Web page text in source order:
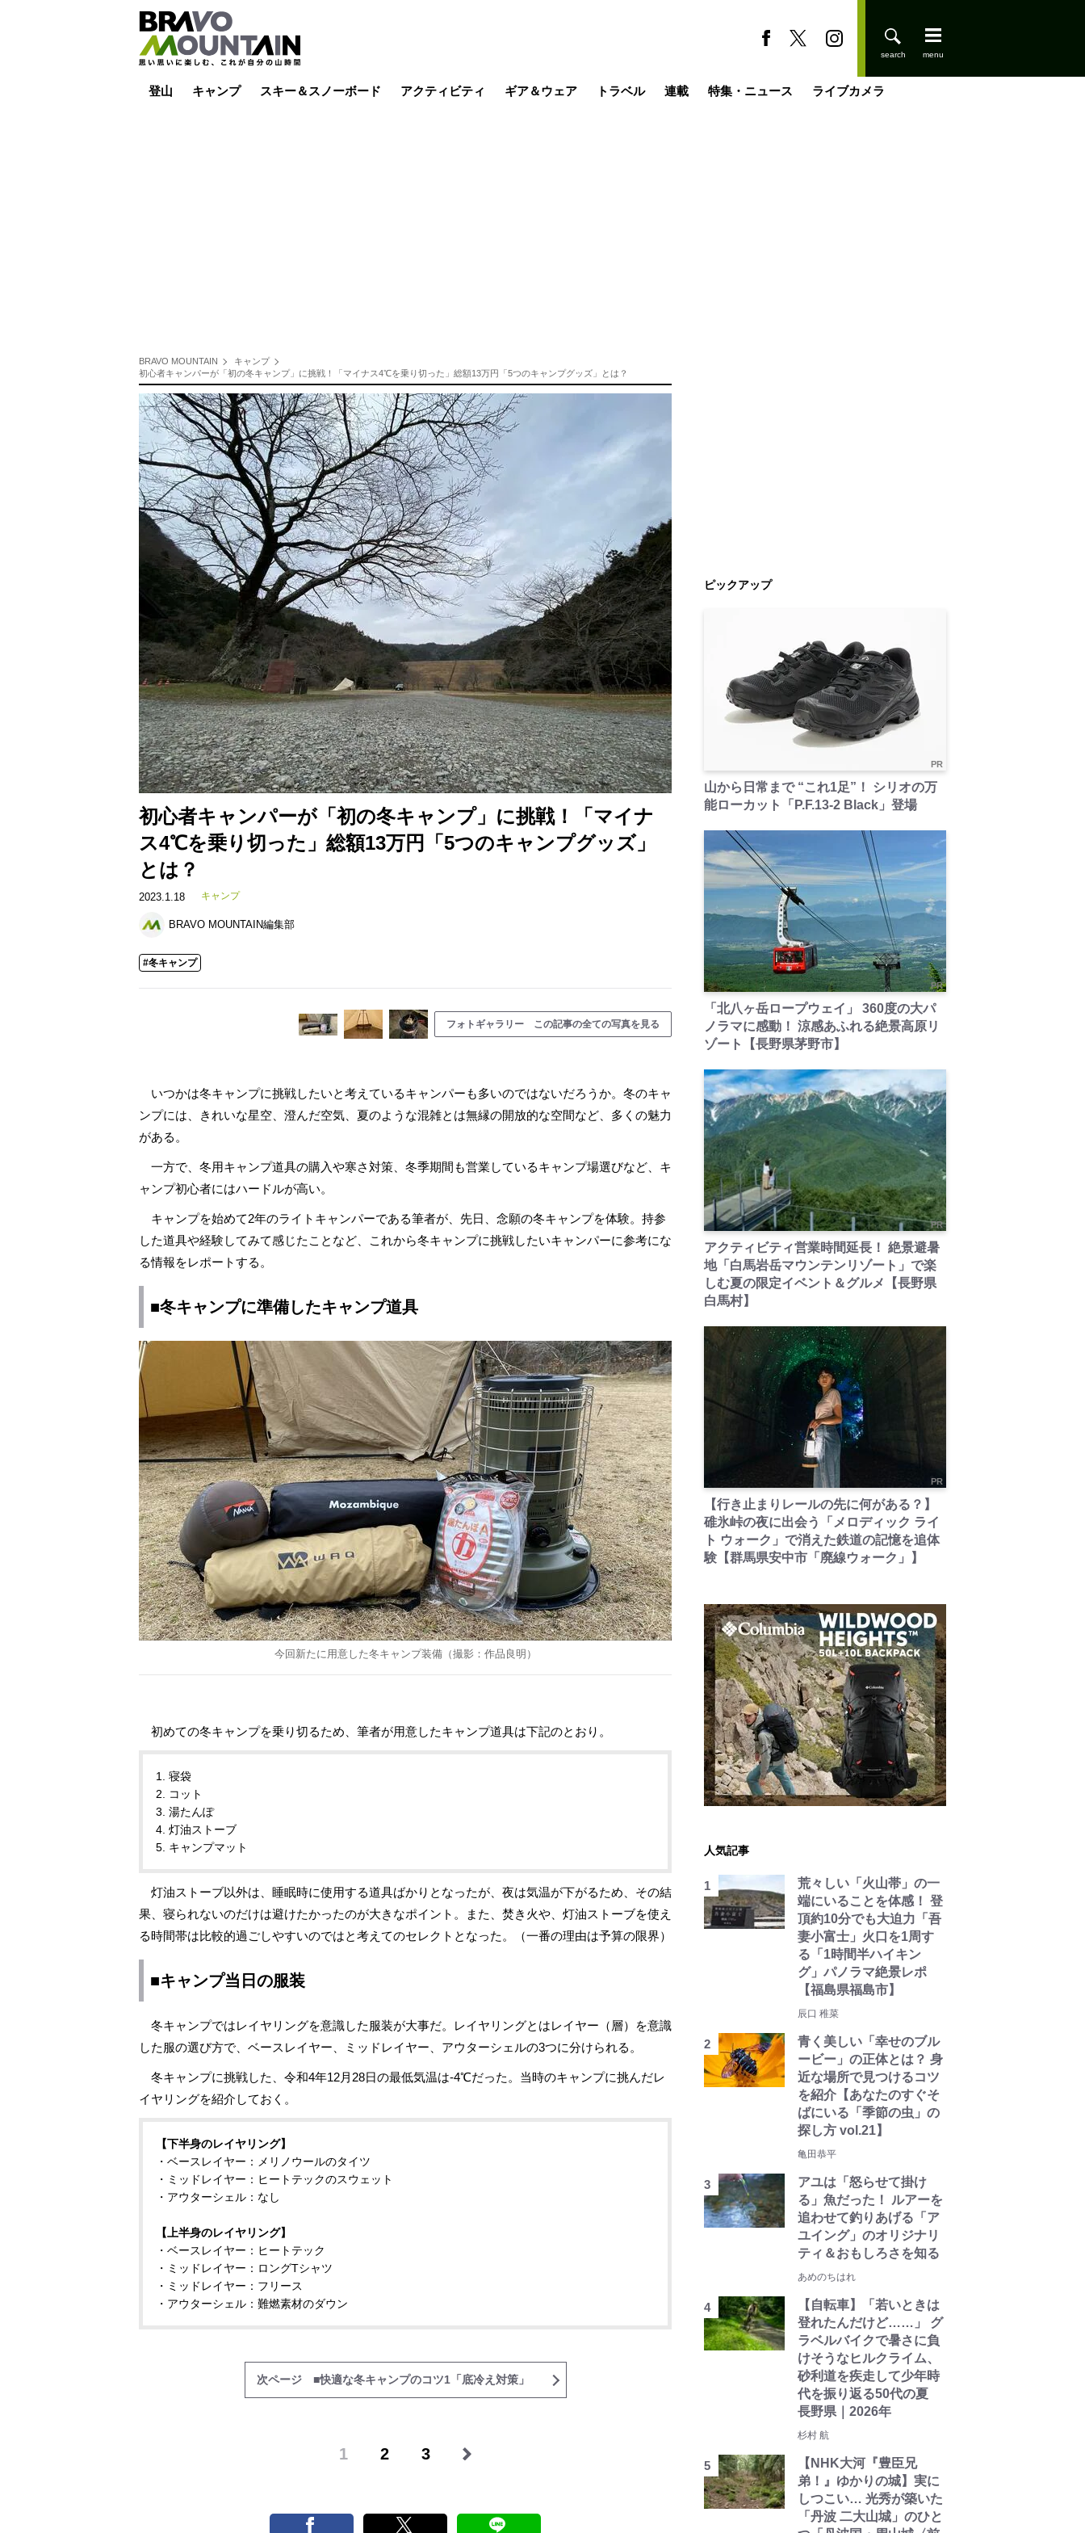
登山 キャンプ スキー＆スノーボード アクティビティ ギア＆ウェア トラベル 連載 特集・ニュース ライブカメラ
BRAVO MOUNTAIN
キャンプ
初心者キャンパーが「初の冬キャンプ」に挑戦！「マイナス4℃を乗り切った」総額13万円「5つのキャンプグッズ」とは？
初心者キャンパーが「初の冬キャンプ」に挑戦！「マイナ
ス4℃を乗り切った」総額13万円「5つのキャンプグッズ」
とは？
2023.1.18 キャンプ
BRAVO MOUNTAIN編集部
#冬キャンプ
フォトギャラリー この記事の全ての写真を見る
いつかは冬キャンプに挑戦したいと考えているキャンパーも多いのではないだろうか。冬のキャ
ンプには、きれいな星空、澄んだ空気、夏のような混雑とは無縁の開放的な空間など、多くの魅力
がある。
一方で、冬用キャンプ道具の購入や寒さ対策、冬季期間も営業しているキャンプ場選びなど、キ
ャンプ初心者にはハードルが高い。
キャンプを始めて2年のライトキャンパーである筆者が、先日、念願の冬キャンプを体験。持参
した道具や経験してみて感じたことなど、これから冬キャンプに挑戦したいキャンパーに参考にな
る情報をレポートする。
■冬キャンプに準備したキャンプ道具
今回新たに用意した冬キャンプ装備（撮影：作品良明）
初めての冬キャンプを乗り切るため、筆者が用意したキャンプ道具は下記のとおり。
1. 寝袋
2. コット
3. 湯たんぽ
4. 灯油ストーブ
5. キャンプマット
灯油ストーブ以外は、睡眠時に使用する道具ばかりとなったが、夜は気温が下がるため、その結
果、寝られないのだけは避けたかったのが大きなポイント。また、焚き火や、灯油ストーブを使え
る時間帯は比較的過ごしやすいのではと考えてのセレクトとなった。（一番の理由は予算の限界）
■キャンプ当日の服装
冬キャンプではレイヤリングを意識した服装が大事だ。レイヤリングとはレイヤー（層）を意識
した服の選び方で、ベースレイヤー、ミッドレイヤー、アウターシェルの3つに分けられる。
冬キャンプに挑戦した、令和4年12月28日の最低気温は-4℃だった。当時のキャンプに挑んだレ
イヤリングを紹介しておく。
【下半身のレイヤリング】
・ベースレイヤー：メリノウールのタイツ
・ミッドレイヤー：ヒートテックのスウェット
・アウターシェル：なし
【上半身のレイヤリング】
・ベースレイヤー：ヒートテック
・ミッドレイヤー：ロングTシャツ
・ミッドレイヤー：フリース
・アウターシェル：難燃素材のダウン
次ページ ■快適な冬キャンプのコツ1「底冷え対策」
1 2 3
ピックアップ
PR
山から日常まで “これ1足”！ シリオの万
能ローカット「P.F.13-2 Black」登場
PR
「北八ヶ岳ロープウェイ」 360度の大パ
ノラマに感動！ 涼感あふれる絶景高原リ
ゾート【長野県茅野市】
PR
アクティビティ営業時間延長！ 絶景避暑
地「白馬岩岳マウンテンリゾート」で楽
しむ夏の限定イベント＆グルメ【長野県
白馬村】
PR
【行き止まりレールの先に何がある？】
碓氷峠の夜に出会う「メロディック ライ
ト ウォーク」で消えた鉄道の記憶を追体
験【群馬県安中市「廃線ウォーク」】
人気記事
荒々しい「火山帯」の一
端にいることを体感！ 登
頂約10分でも大迫力「吾
妻小富士」火口を1周す
る「1時間半ハイキン
グ」パノラマ絶景レポ
【福島県福島市】
辰口 稚菜
青く美しい「幸せのブル
ービー」の正体とは？ 身
近な場所で見つけるコツ
を紹介【あなたのすぐそ
ばにいる「季節の虫」の
探し方 vol.21】
亀田恭平
アユは「怒らせて掛け
る」魚だった！ ルアーを
追わせて釣りあげる「ア
ユイング」のオリジナリ
ティ＆おもしろさを知る
あめのちはれ
【自転車】「若いときは
登れたんだけど……」 グ
ラベルバイクで暑さに負
けそうなヒルクライム、
砂利道を疾走して少年時
代を振り返る50代の夏
長野県｜2026年
杉村 航
【NHK大河『豊臣兄
弟！』ゆかりの城】実に
しつこい… 光秀が築いた
「丹波 二大山城」のひと